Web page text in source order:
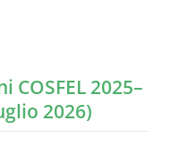
COSFEL 2025–
2026)